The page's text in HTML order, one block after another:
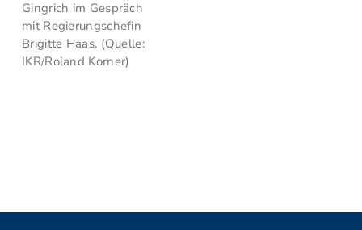
Gingrich im Gespräch
mit Regierungschefin
Brigitte Haas. (Quelle:
IKR/Roland Korner)